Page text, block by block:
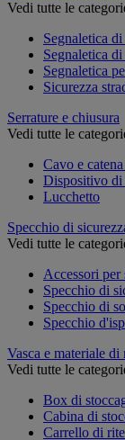
Vedi tutte le
Segnaletica
Segnaletica
Segnaletica
Sicurezza
Serrature e chiusura
Vedi tutte le
Cavo e
Dispositivo di
Lucchetto
Specchio di
Vedi tutte le
Accessori per
Specchio di
Specchio di
Specchio
Vasca e materiale di
Vedi tutte le
Box di
Cabina di
Carrello di